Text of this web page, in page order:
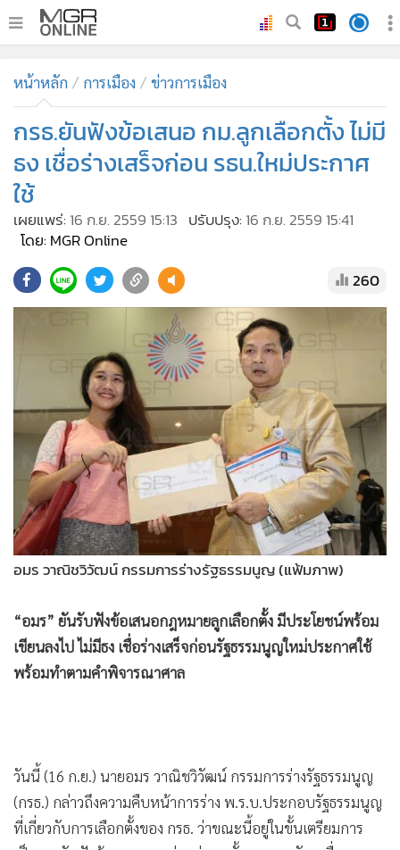
ทันเหตุการณ์
• ภาคใต้
ภูมิภาค
• Online Section
• บันเทิง
ผู้จัดการรายวัน
• ละคร
Good health & Well-being
•
Green Innovation & SD
Management & HR
MGR Live
Infographic
• การเมือง
• ท่องเที่ยว
• ต่างประเทศ
• Special Scoop
• เศรษฐกิจ-ธุรกิจ
อาชญากรรม
• Motoring
•
เกม
วิทยาศาสตร์
หน้าหลัก การเมือง ข่าวการเมือง
กรธ.ยันฟังข้อเสนอ กม.ลูกเลือกตั้ง ไม่มี
ธง เชื่อร่างเสร็จก่อน รธน.ใหม่ประกาศ
ใช้
เผยแพร่: 16 ก.ย. 2559 15:13 ปรับปรุง: 16 ก.ย. 2559 15:41
โดย: MGR Online
260
อมร วาณิชวิวัฒน์ กรรมการร่างรัฐธรรมนูญ (แฟ้มภาพ)
“อมร” ยันรับฟังข้อเสนอกฎหมายลูกเลือกตั้ง มีประโยชน์พร้อม
เขียนลงไป ไม่มีธง เชื่อร่างเสร็จก่อนรัฐธรรมนูญใหม่ประกาศใช้
พร้อมทำตามคำพิจารณาศาล
วันนี้ (16 ก.ย.) นายอมร วาณิชวิวัฒน์ กรรมการร่างรัฐธรรมนูญ
(กรธ.) กล่าวถึงความคืบหน้าการร่าง พ.ร.บ.ประกอบรัฐธรรมนูญ
ที่เกี่ยวกับการเลือกตั้งของ กรธ. ว่าขณะนี้อยู่ในขั้นเตรียมการ